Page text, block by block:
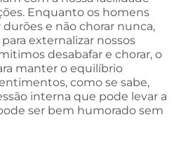
Enquanto os homens
durões e não chorar nunca,
externalizar nossos
desabafar e chorar, o
manter o equilíbrio
como se sabe,
interna que pode levar a
ser bem humorado sem